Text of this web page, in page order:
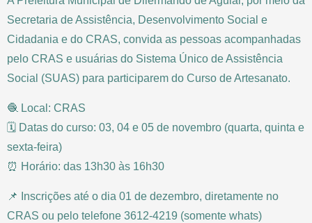
Secretaria de Assistência, Desenvolvimento Social e
Cidadania e do CRAS, convida as pessoas acompanhadas
pelo CRAS e usuárias do Sistema Único de Assistência
Social (SUAS) para participarem do Curso de Artesanato.
🧶 Local: CRAS
🗓️ Datas do curso: 03, 04 e 05 de novembro (quarta, quinta e
sexta-feira)
⏰ Horário: das 13h30 às 16h30
📌 Inscrições até o dia 01 de dezembro, diretamente no
CRAS ou pelo telefone 3612-4219 (somente whats)